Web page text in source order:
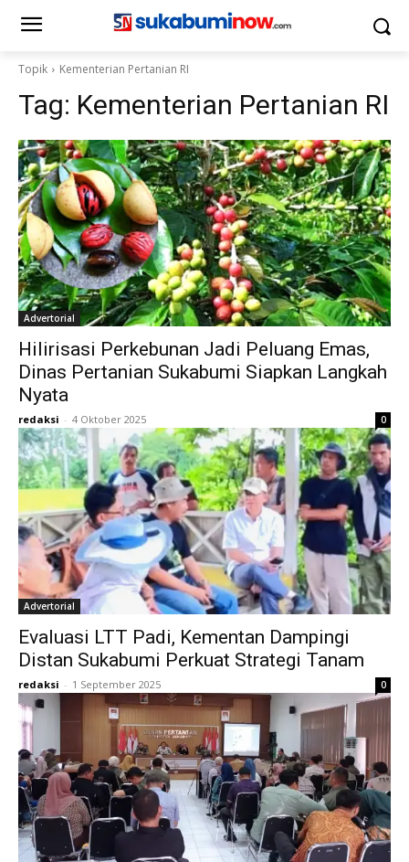
Topik Kementerian Pertanian RI
Tag: Kementerian Pertanian RI
Advertorial
Hilirisasi Perkebunan Jadi Peluang Emas,
Dinas Pertanian Sukabumi Siapkan Langkah
Nyata
redaksi - 4 Oktober 2025 0
Advertorial
Evaluasi LTT Padi, Kementan Dampingi
Distan Sukabumi Perkuat Strategi Tanam
redaksi - 1 September 2025 0